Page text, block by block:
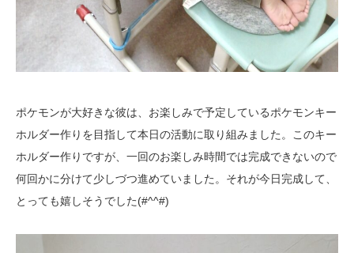
ポケモンが大好きな彼は、お楽しみで予定しているポケモンキー
ホルダー作りを目指して本日の活動に取り組みました。このキー
ホルダー作りですが、一回のお楽しみ時間では完成できないので
何回かに分けて少しづつ進めていました。それが今日完成して、
とっても嬉しそうでした(#^^#)